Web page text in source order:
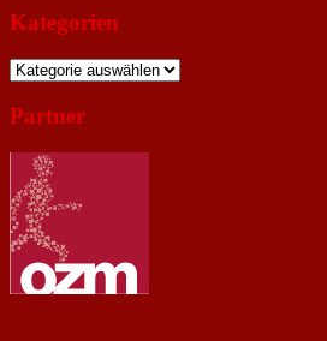
Kategorien
Kategorien
Partner